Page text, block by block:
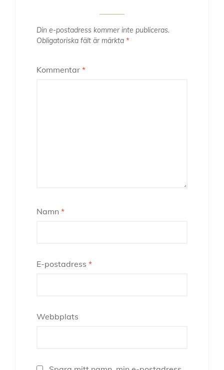
Din e-postadress kommer inte publiceras.
Obligatoriska fält är märkta *
Kommentar *
Namn *
E-postadress *
Webbplats